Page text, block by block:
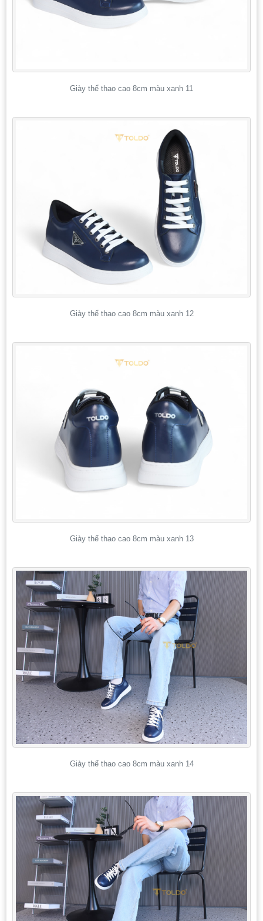
Giày thể thao cao 8cm màu xanh 11
Giày thể thao cao 8cm màu xanh 12
Giày thể thao cao 8cm màu xanh 13
Giày thể thao cao 8cm màu xanh 14